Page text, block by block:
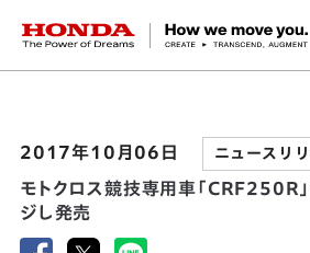
HONDA The Power of Dreams
2017年10月06日 ニュースリ
モトクロス競技専用車「CRF250R
ジし発売